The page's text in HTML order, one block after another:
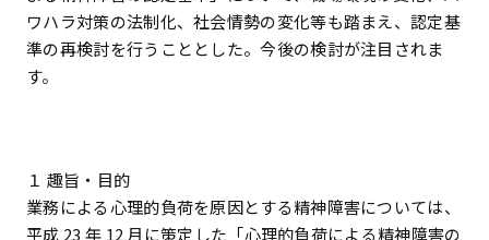
ワハラ対策の法制化、社会情勢の変化等も踏まえ、認定基
準の再検討を行うこととした。今後の検討が注目されま
す。
１ 趣旨・目的
業務による心理的負荷を原因とする精神障害については、
平成 23 年 12 月に策定した「心理的負荷による精神障害の